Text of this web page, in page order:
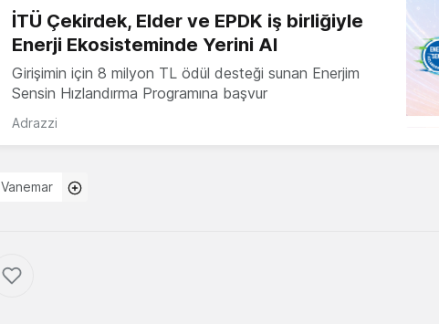
İTÜ Çekirdek, Elder ve EPDK iş birliğiyle
Enerji Ekosisteminde Yerini Al
Girişimin için 8 milyon TL ödül desteği sunan Enerjim
Sensin Hızlandırma Programına başvur
Adrazzi
Vanemar